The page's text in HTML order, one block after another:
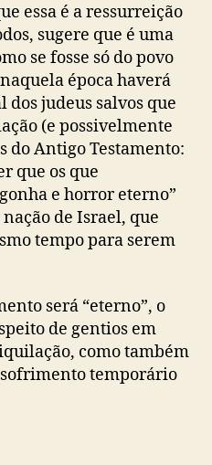
essa é a ressurreição
sugere que é uma
se fosse só do povo
época haverá
judeus salvos que
(e possivelmente
do Antigo Testamento:
que os que
e horror eterno”
de Israel, que
tempo para serem
será “eterno”, o
de gentios em
como também
temporário